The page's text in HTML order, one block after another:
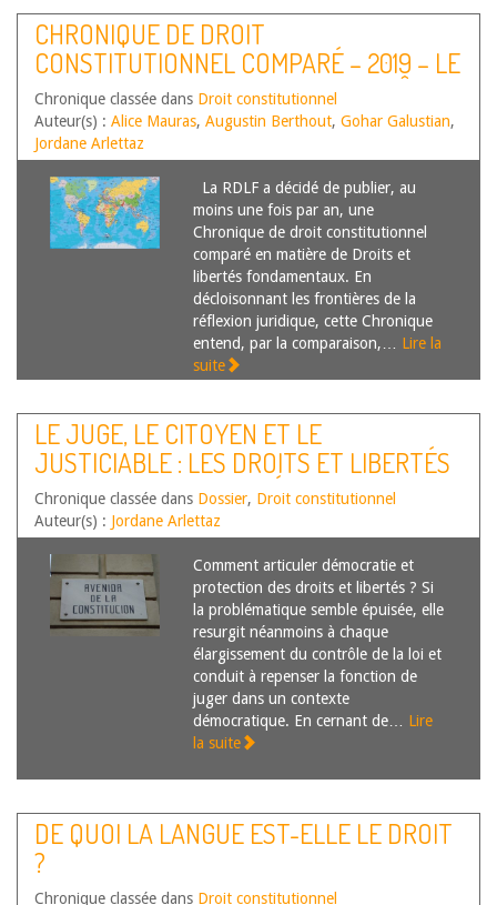
Lire la suite
CHRONIQUE DE DROIT
CONSTITUTIONNEL COMPARÉ – 2019 – LE
MARIAGE ENTRE PERSONNES DE MÊME
SEXE DEVANT LE JUGE
Chronique classée dans Droit constitutionnel
Auteur(s) : Alice Mauras, Augustin Berthout, Gohar Galustian,
Jordane Arlettaz
La RDLF a décidé de publier, au
moins une fois par an, une
Chronique de droit constitutionnel
comparé en matière de Droits et
libertés fondamentaux. En
décloisonnant les frontières de la
réflexion juridique, cette Chronique
entend, par la comparaison,… Lire la
suite
LE JUGE, LE CITOYEN ET LE
JUSTICIABLE : LES DROITS ET LIBERTÉS
DANS UN CONTEXTE DÉMOCRATIQUE
Chronique classée dans Dossier, Droit constitutionnel
Auteur(s) : Jordane Arlettaz
Comment articuler démocratie et
protection des droits et libertés ? Si
la problématique semble épuisée, elle
resurgit néanmoins à chaque
élargissement du contrôle de la loi et
conduit à repenser la fonction de
juger dans un contexte
démocratique. En cernant de… Lire
la suite
DE QUOI LA LANGUE EST-ELLE LE DROIT
?
Chronique classée dans Droit constitutionnel